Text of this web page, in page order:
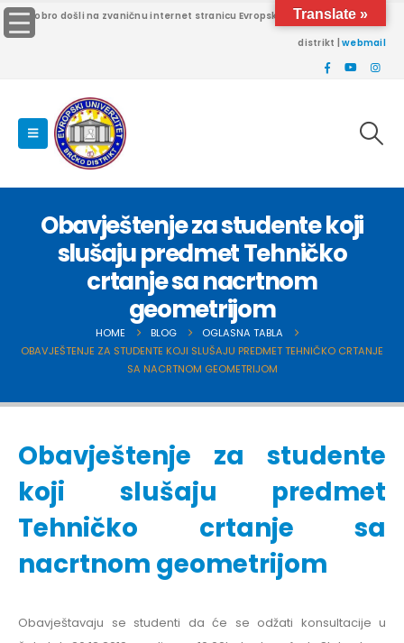
Dobro došli na zvaničnu internet stranicu Evropskog univerziteta Brčko
distrikt |webmail
Obavještenje za studente koji
slušaju predmet Tehničko
crtanje sa nacrtnom
geometrijom
HOME BLOG
OGLASNA TABLA
OBAVJEŠTENJE ZA STUDENTE KOJI SLUŠAJU PREDMET TEHNIČKO CRTANJE
SA NACRTNOM GEOMETRIJOM
Obavještenje za studente
koji slušaju predmet
Tehničko crtanje sa
nacrtnom geometrijom
Obavještavaju se studenti da će se odžati konsultacije u
Translate »